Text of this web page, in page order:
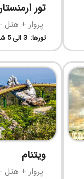
تور
پرواز + هتل
تورها: 3 الی 5 شب
ویتنام
پرواز + هتل